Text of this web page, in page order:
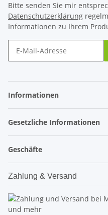
Bitte senden Sie mir
Datenschutzerklärung
Informationen zu Ihrem
Informationen
Gesetzliche Informationen
Geschäfte
Zahlung & Versand